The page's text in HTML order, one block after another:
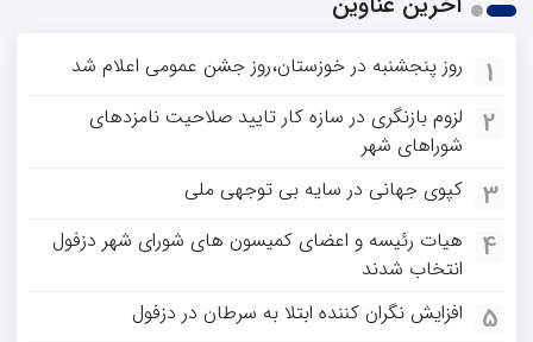
1 روز پنجشنبه در خوزستان،روز جشن عمومی اعلام شد
2
لزوم بازنگری در سازه کار تایید صلاحیت نامزدهای
شوراهای شهر
3 کپوی جهانی در سایه بی توجهی ملی
4
هیات رئیسه و اعضای کمیسون های شورای شهر دزفول
انتخاب شدند
5 افزایش نگران کننده ابتلا به سرطان در دزفول